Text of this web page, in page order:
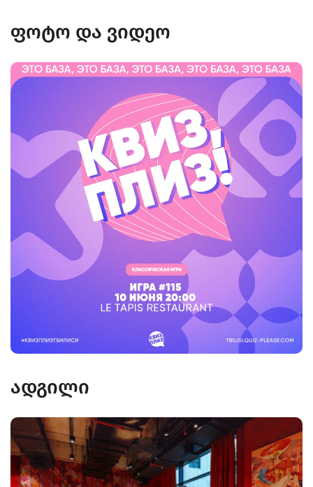
ფოტო და ვიდეო
ადგილი